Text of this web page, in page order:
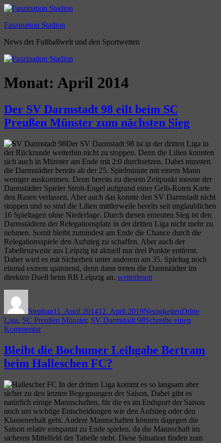
Zum
springen
Faszination Stadion
News der Fußballwelt und den Sportwetten
Monat: April 2014
Der SV Darmstadt 98 eilt beim SC
Preußen Münster zum nächsten Sieg
Der SV Darmstadt 98 ist in der dritten Liga in
der Rückrunde weiterhin nicht zu stoppen. Denn die Lilien konnten
sich auch in Münster am Ende mit 2:0 durchsetzen. Dabei mussten
die Darmstädter bereits ab der 25. Spielminute mit einem Mann
weniger auskommen. Denn bereits zu diesem Zeitpunkt musste der
Darmstädter Spieler Stroh-Engel aufgrund einer Gelb-Roten Karte
den Rasen verlassen. Aber auch das konnte den SV Darmstadt nicht
stoppen und so sind die Lilien mittlerweile bereits seit unglaublichen
16 Spieltagen ohne Niederlage. Durch diesen erneuten Sieg ist den
Darmstädtern der Relegationsplatz in der dritten Liga nicht mehr zu
nehmen. Somit bleibt zumindest am Ende die Chance durch die
Relegationsspiele den Aufstieg zu schaffen. Aber auch der
Tabellenzweite aus Leipzig ist aktuell nur drei Punkte entfernt.
Daher wird es mit Sicherheit unter anderem am 35. Spieltag noch
einmal extrem spannend, denn dann treten die Darmstädter im
direkten Duell beim RB Leipzig an. „Der
eilt
beim
Münster
zum
weiterlesen
Stephan11. April 201412. April 2019NeuigkeitenDritte
Liga, SC Preußen Münster, SV Darmstadt 98Schreibe einen
Kommentarzu
SV
Darmstadt
98
beim
SC
Preußen
Münster
zum
nächsten
Sieg
Bleibt die Bochumer Leihgabe Bertram
beim Halleschen FC?
In der dritten Liga kommt es so langsam aber
sicher zu den letzten Begegnungen der Saison. Dabei gibt es
natürlich einige Mannschaften, für die es im Endspurt der Saison
noch um wichtige Entscheidungen wie den Aufstieg oder den
Klassenerhalt geht. Andere Mannschaften können dagegen die
Saison relativ entspannt zu Ende spielen, da die Mannschaft im
sicheren Mittelfeld der Tabelle steht. Diese Situation finden zum